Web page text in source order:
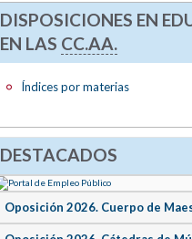
DISPOSICIONES EN
EN LAS CC.AA.
Índices por materias
DESTACADOS
Oposición 2026. Cuerpo de